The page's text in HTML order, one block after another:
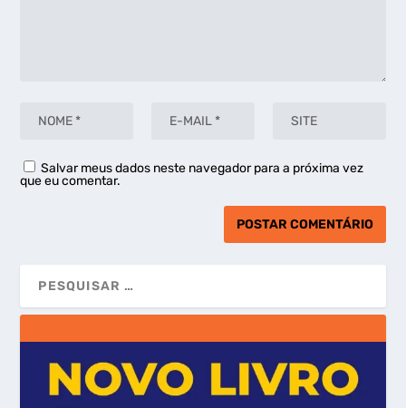
Salvar meus dados neste navegador para a próxima vez
que eu comentar.